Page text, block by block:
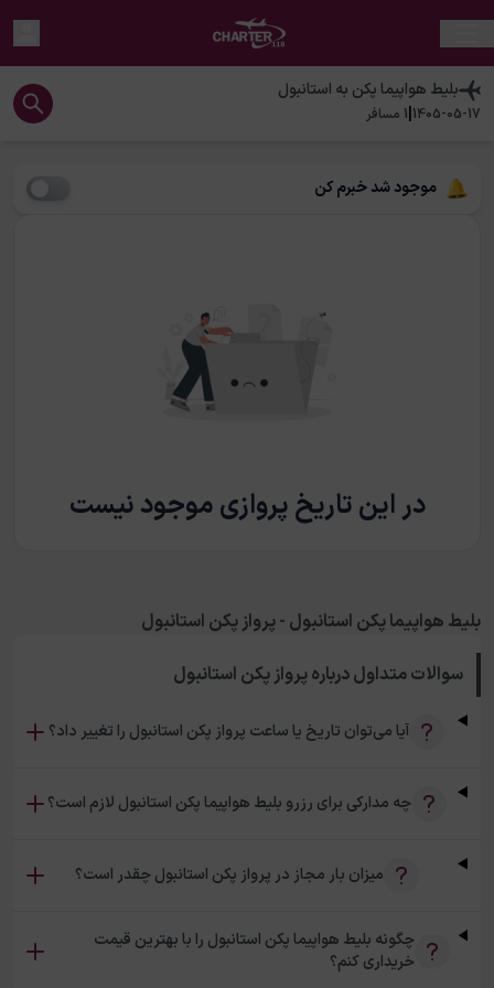
بلیط هواپیماپکن به استانبول
1405-05-17
|
1 مسافر
موجود شد خبرم کن
در این تاریخ پروازی موجود نیست
بلیط هواپیما پکن استانبول - پرواز پکن استانبول
سوالات متداول دربارهپرواز پکن استانبول
آیا می‌توان تاریخ یا ساعت پرواز پکن استانبول را تغییر داد؟
چه مدارکی برای رزرو بلیط هواپیما پکن استانبول لازم است؟
میزان بار مجاز در پرواز پکن استانبول چقدر است؟
چگونه بلیط هواپیما پکن استانبول را با بهترین قیمت
خریداری کنم؟